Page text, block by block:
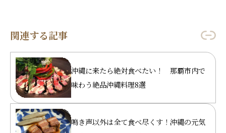
関連する記事
沖縄に来たら絶対食べたい！ 那覇市内で
味わう絶品沖縄料理8選
鳴き声以外は全て食べ尽くす！沖縄の元気